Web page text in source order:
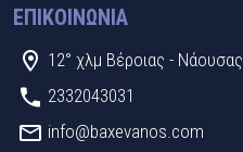
ΕΠΙΚΟΙΝΩΝΊΑ
12° χλμ Βέροιας - Νάουσας
2332043031
info@baxevanos.com